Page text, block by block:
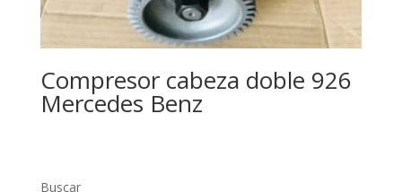
Compresor cabeza doble 926
Mercedes Benz
Buscar